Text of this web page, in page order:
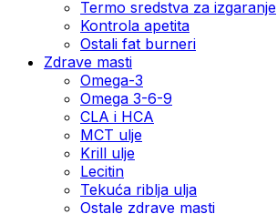
Termo sredstva za izgaranje
Kontrola apetita
Ostali fat burneri
Zdrave masti
Omega-3
Omega 3-6-9
CLA i HCA
MCT ulje
Krill ulje
Lecitin
Tekuća riblja ulja
Ostale zdrave masti